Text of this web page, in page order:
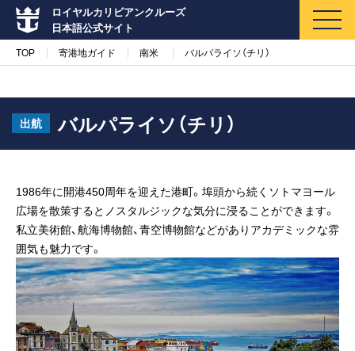
ロイヤルカリビアンクルーズ
日本語公式サイト
マイページ メルマガ登録
クルーズ検索
キャンペーン・特集
クルーズの楽しみ方
船内へようこそ
TOP 寄港地ガイド 南米 バルパライソ（チリ）
出航 バルパライソ（チリ）
1986年に開港450周年を迎えた港町。埠頭から続くソトマヨール
広場を散策するとノスタルジックな気分に浸ることができます。
私立美術館、航海博物館、青空博物館などがありアカデミックな雰
囲気も魅力です。